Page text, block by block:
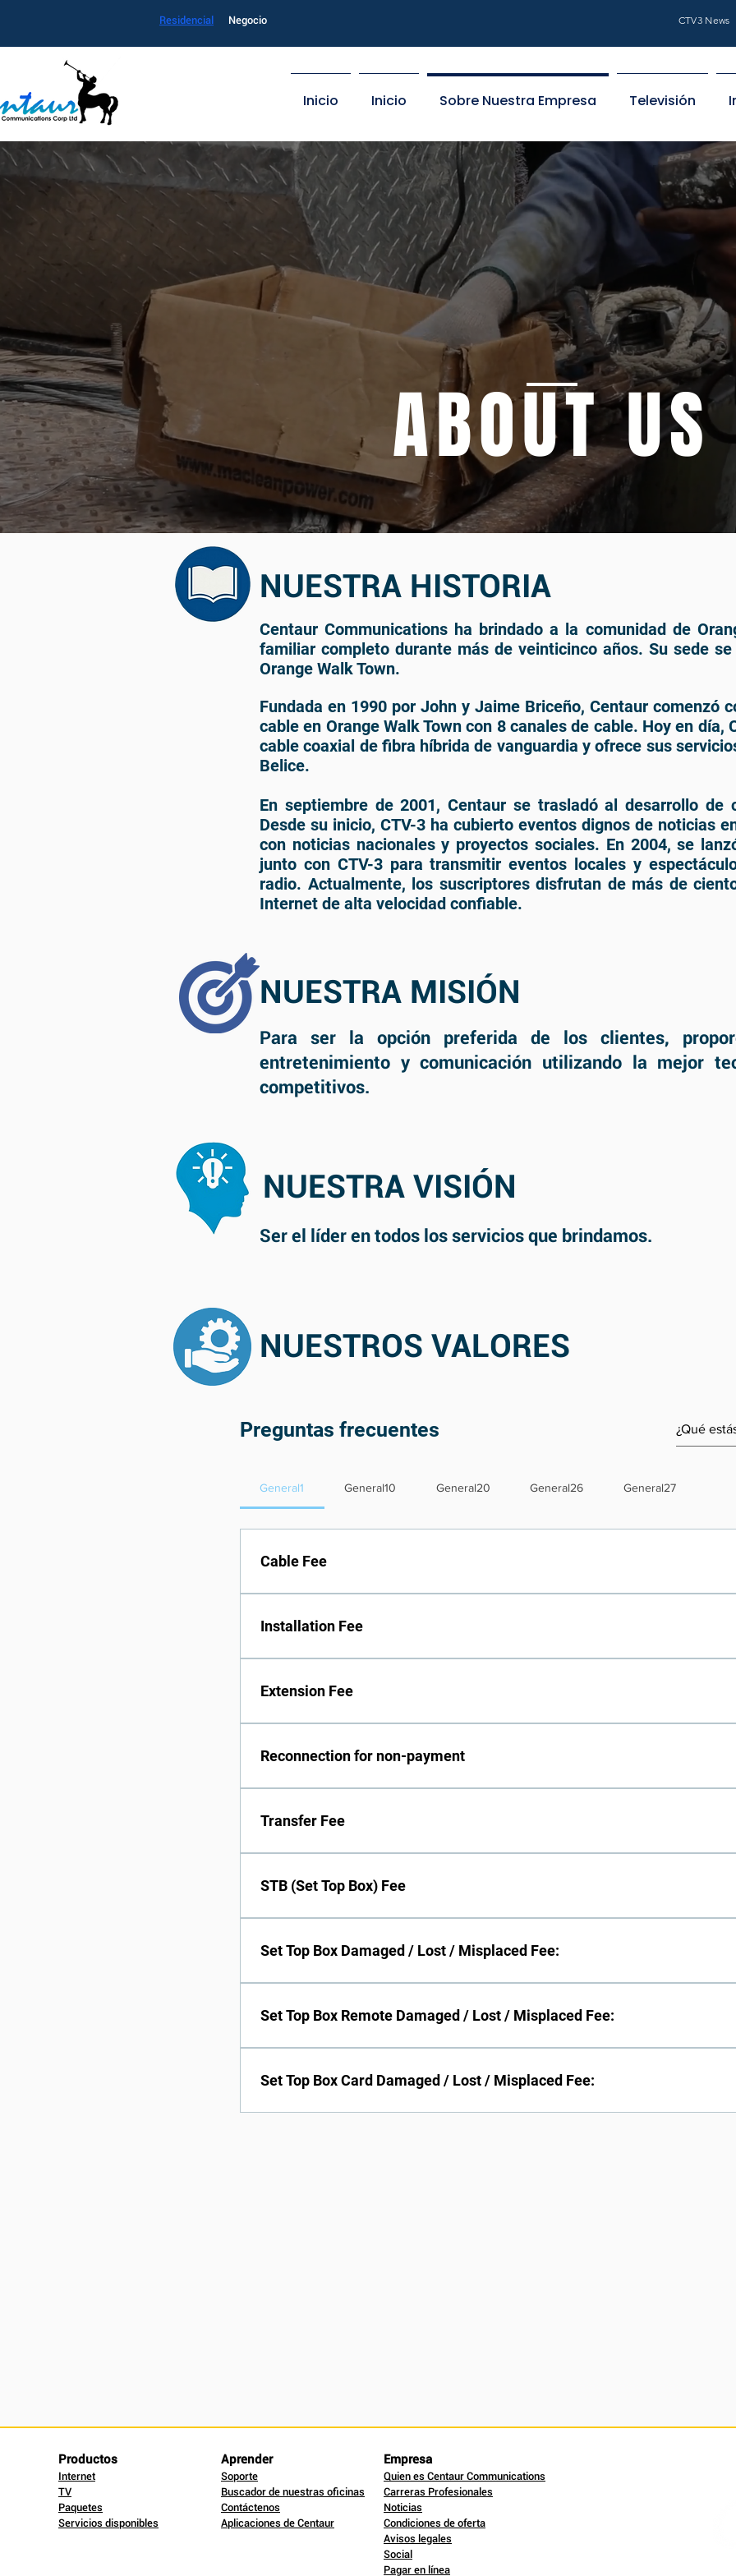
Residencial Negocio CTV3 News
Inicio Inicio Sobre Nuestra Empresa Televisión
ABOUT US
NUESTRA HISTORIA
Centaur Communications ha brindado a la comunidad de
familiar completo durante más de veinticinco años. Su sede
Orange Walk Town.
Fundada en 1990 por John y Jaime Briceño, Centaur comenzó
cable en Orange Walk Town con 8 canales de cable. Hoy en día,
cable coaxial de fibra híbrida de vanguardia y ofrece sus
Belice.
En septiembre de 2001, Centaur se trasladó al desarrollo de
Desde su inicio, CTV-3 ha cubierto eventos dignos de noticias
con noticias nacionales y proyectos sociales. En 2004, se
junto con CTV-3 para transmitir eventos locales y
radio. Actualmente, los suscriptores disfrutan de más de
Internet de alta velocidad confiable.
NUESTRA MISIÓN
Para ser la opción preferida de los clientes,
entretenimiento y comunicación utilizando la mejor
competitivos.
NUESTRA VISIÓN
Ser el líder en todos los servicios que brindamos.
NUESTROS VALORES
Preguntas frecuentes
General1 General10 General20 General26 General27
Cable Fee
Installation Fee
Extension Fee
Reconnection for non-payment
Transfer Fee
STB (Set Top Box) Fee
Set Top Box Damaged / Lost / Misplaced Fee:
Set Top Box Remote Damaged / Lost / Misplaced Fee:
Set Top Box Card Damaged / Lost / Misplaced Fee:
Productos
Internet
TV
Paquetes
Servicios disponibles
Aprender
Soporte
Buscador de nuestras oficinas
Contáctenos
Aplicaciones de Centaur
Empresa
Quien es Centaur Communications
Carreras Profesionales
Noticias
Condiciones de oferta
Avisos legales
Social
Pagar en línea